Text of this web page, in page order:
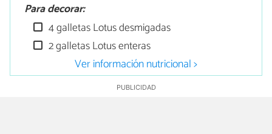
Para decorar:
4 galletas Lotus desmigadas
2 galletas Lotus enteras
Ver información nutricional >